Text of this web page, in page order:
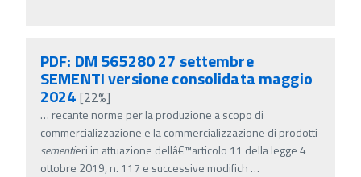
PDF: DM 565280 27 settembre
SEMENTI versione consolidata maggio
2024 [22%]
… recante norme per la produzione a scopo di
commercializzazione e la commercializzazione di prodotti
sementieri in attuazione dellâ€™articolo 11 della legge 4
ottobre 2019, n. 117 e successive modifich …